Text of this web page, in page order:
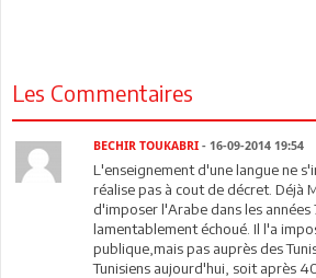
Les Commentaires
BECHIR TOUKABRI - 16-09-2014 19:54
L'enseignement d'une langue ne
réalise pas à cout de décret. Déjà
d'imposer l'Arabe dans les années
lamentablement échoué. Il l'a
publique,mais pas auprès des
Tunisiens aujourd'hui, soit après